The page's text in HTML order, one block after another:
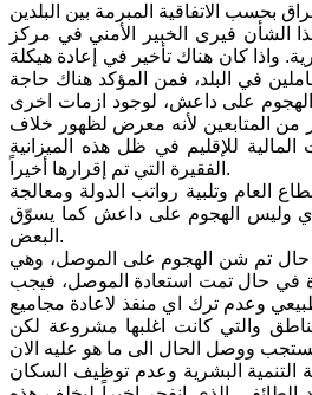
الشأن فيرى الخبير الأمني في مركز
واذا كان هناك تأخير في إعادة هيكلة
في البلد، فمن المؤكد هناك حاجة
الهجوم على داعش، لوجود ازمات اخرى
من المتابعين لأنه معرض لظهور خلاف
للإقليم في ظل هذه الميزانية
الفقيرة التي تم إقرارها أخيراً.
العام وتلبية رواتب الدولة ومعالجة
وليس الهجوم على داعش كما يسوّق
البعض.
حال تم شن الهجوم على الموصل، وهي
في حال تمت استعادة الموصل، فيجب
وعدم ترك اي منفذ لاعادة مجاميع
والتي كانت اغلبها مشروعة لكن
التنمية البشرية وعدم توظيف السكان